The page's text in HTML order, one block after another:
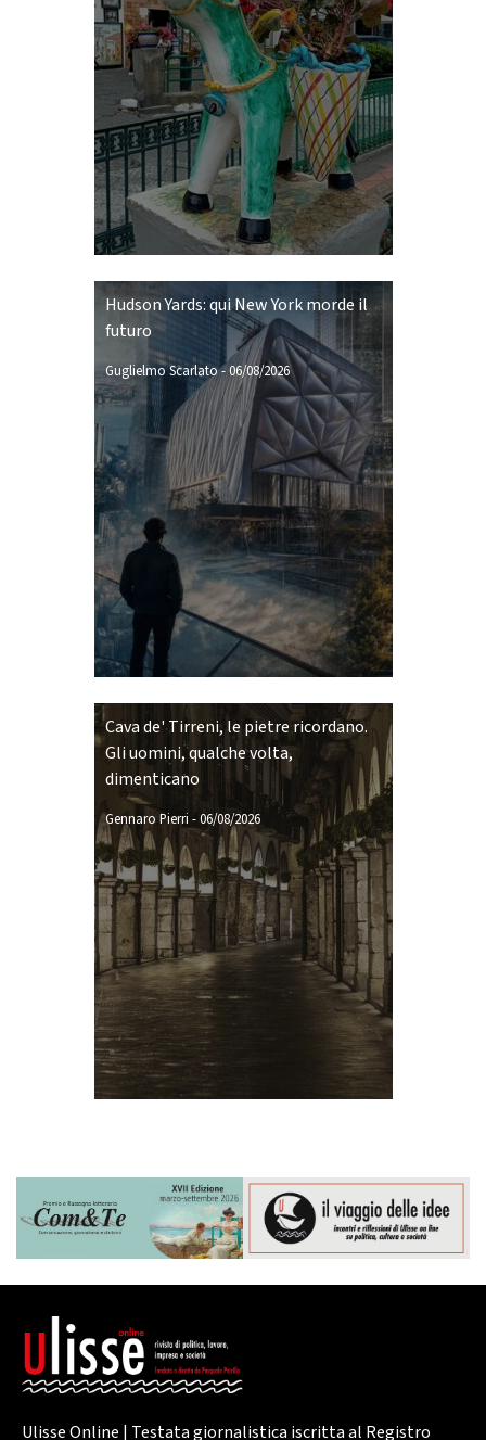
Hudson Yards: qui New York morde il
futuro
Guglielmo Scarlato-06/08/2026
Cava de' Tirreni, le pietre ricordano.
Gli uomini, qualche volta,
dimenticano
Gennaro Pierri -06/08/2026
Ulisse Online | Testata giornalistica iscritta al Registro